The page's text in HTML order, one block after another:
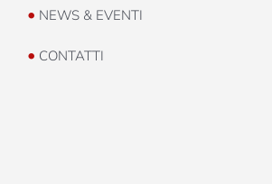
• NEWS & EVENTI
• CONTATTI